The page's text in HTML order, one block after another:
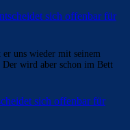
sich offenbar für
uns wieder mit seinem
wird aber schon im Bett
sich offenbar für